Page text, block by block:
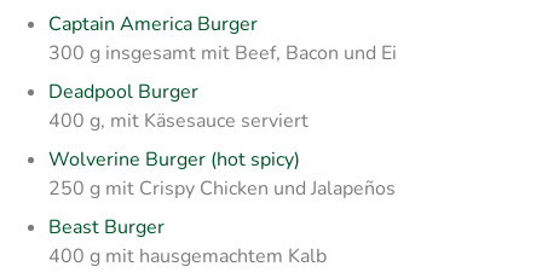
Captain America Burger
300 g insgesamt mit Beef, Bacon und Ei
Deadpool Burger
400 g, mit Käsesauce serviert
Wolverine Burger (hot spicy)
250 g mit Crispy Chicken und Jalapeños
Beast Burger
400 g mit hausgemachtem Kalb